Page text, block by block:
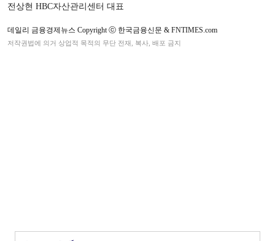
전상현 HBC자산관리센터 대표
데일리 금융경제뉴스 Copyright ⓒ 한국금융신문 & FNTIMES.com
저작권법에 의거 상업적 목적의 무단 전재, 복사, 배포 금지